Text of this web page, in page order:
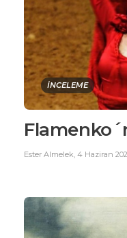
İNCELEME
Ester Almelek, 4 Haziran